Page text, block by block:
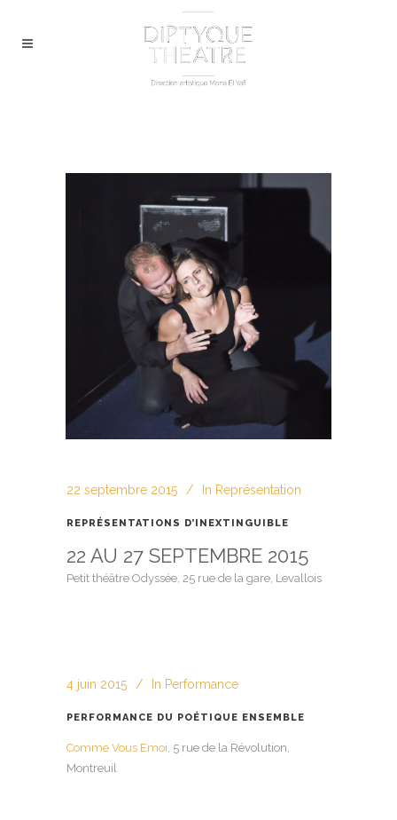
22 septembre 2015 In Représentation
REPRÉSENTATIONS D’INEXTINGUIBLE
22 AU 27 SEPTEMBRE 2015
Petit théâtre Odyssée, 25 rue de la gare, Levallois
4 juin 2015 In Performance
PERFORMANCE DU POÉTIQUE ENSEMBLE
Comme Vous Emoi, 5 rue de la Révolution,
Montreuil